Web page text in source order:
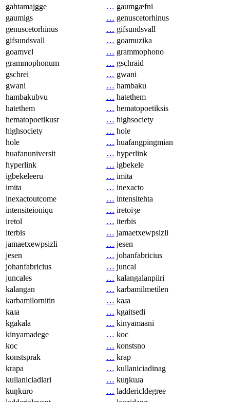
gahtamajgge
… gaumgæfni
gaumigs
… genuscetorhinus
genuscetorhinus
… gifsundsvall
gifsundsvall
… goamuzika
goamvɛl
… grammophono
grammophonum
… gschraid
gschrei
… gwani
gwani
… hambaku
hambakubvu
… hatethem
hatethem
… hematopoetiksis
hematopoetikusr
… highsociety
highsociety
… hole
hole
… huafangpingmian
huafanuniversit
… hyperlink
hyperlink
… igbekele
igbekeleeru
… imita
imita
… inexacto
inexactoutcome
… intensitehta
intensiteioniqu
… iretoiʒe
iretol
… iterbis
iterbis
… jamaetxewpsizli
jamaetxewpsizli
… jesen
jesen
… johanfabricius
johanfabricius
… juncal
juncales
… kalangalanpiiri
kalangan
… karbamilmetilen
karbamilornitin
… kaɹa
kaɹa
… kgaitsedi
kgakala
… kinyamaani
kinyamadege
… koc
koc
… konstsno
konstsprak
… krap
krapa
… kullaniciadinag
kullaniciadlari
… kuŋkuɹa
kuŋkuɾo
… laddericldegree